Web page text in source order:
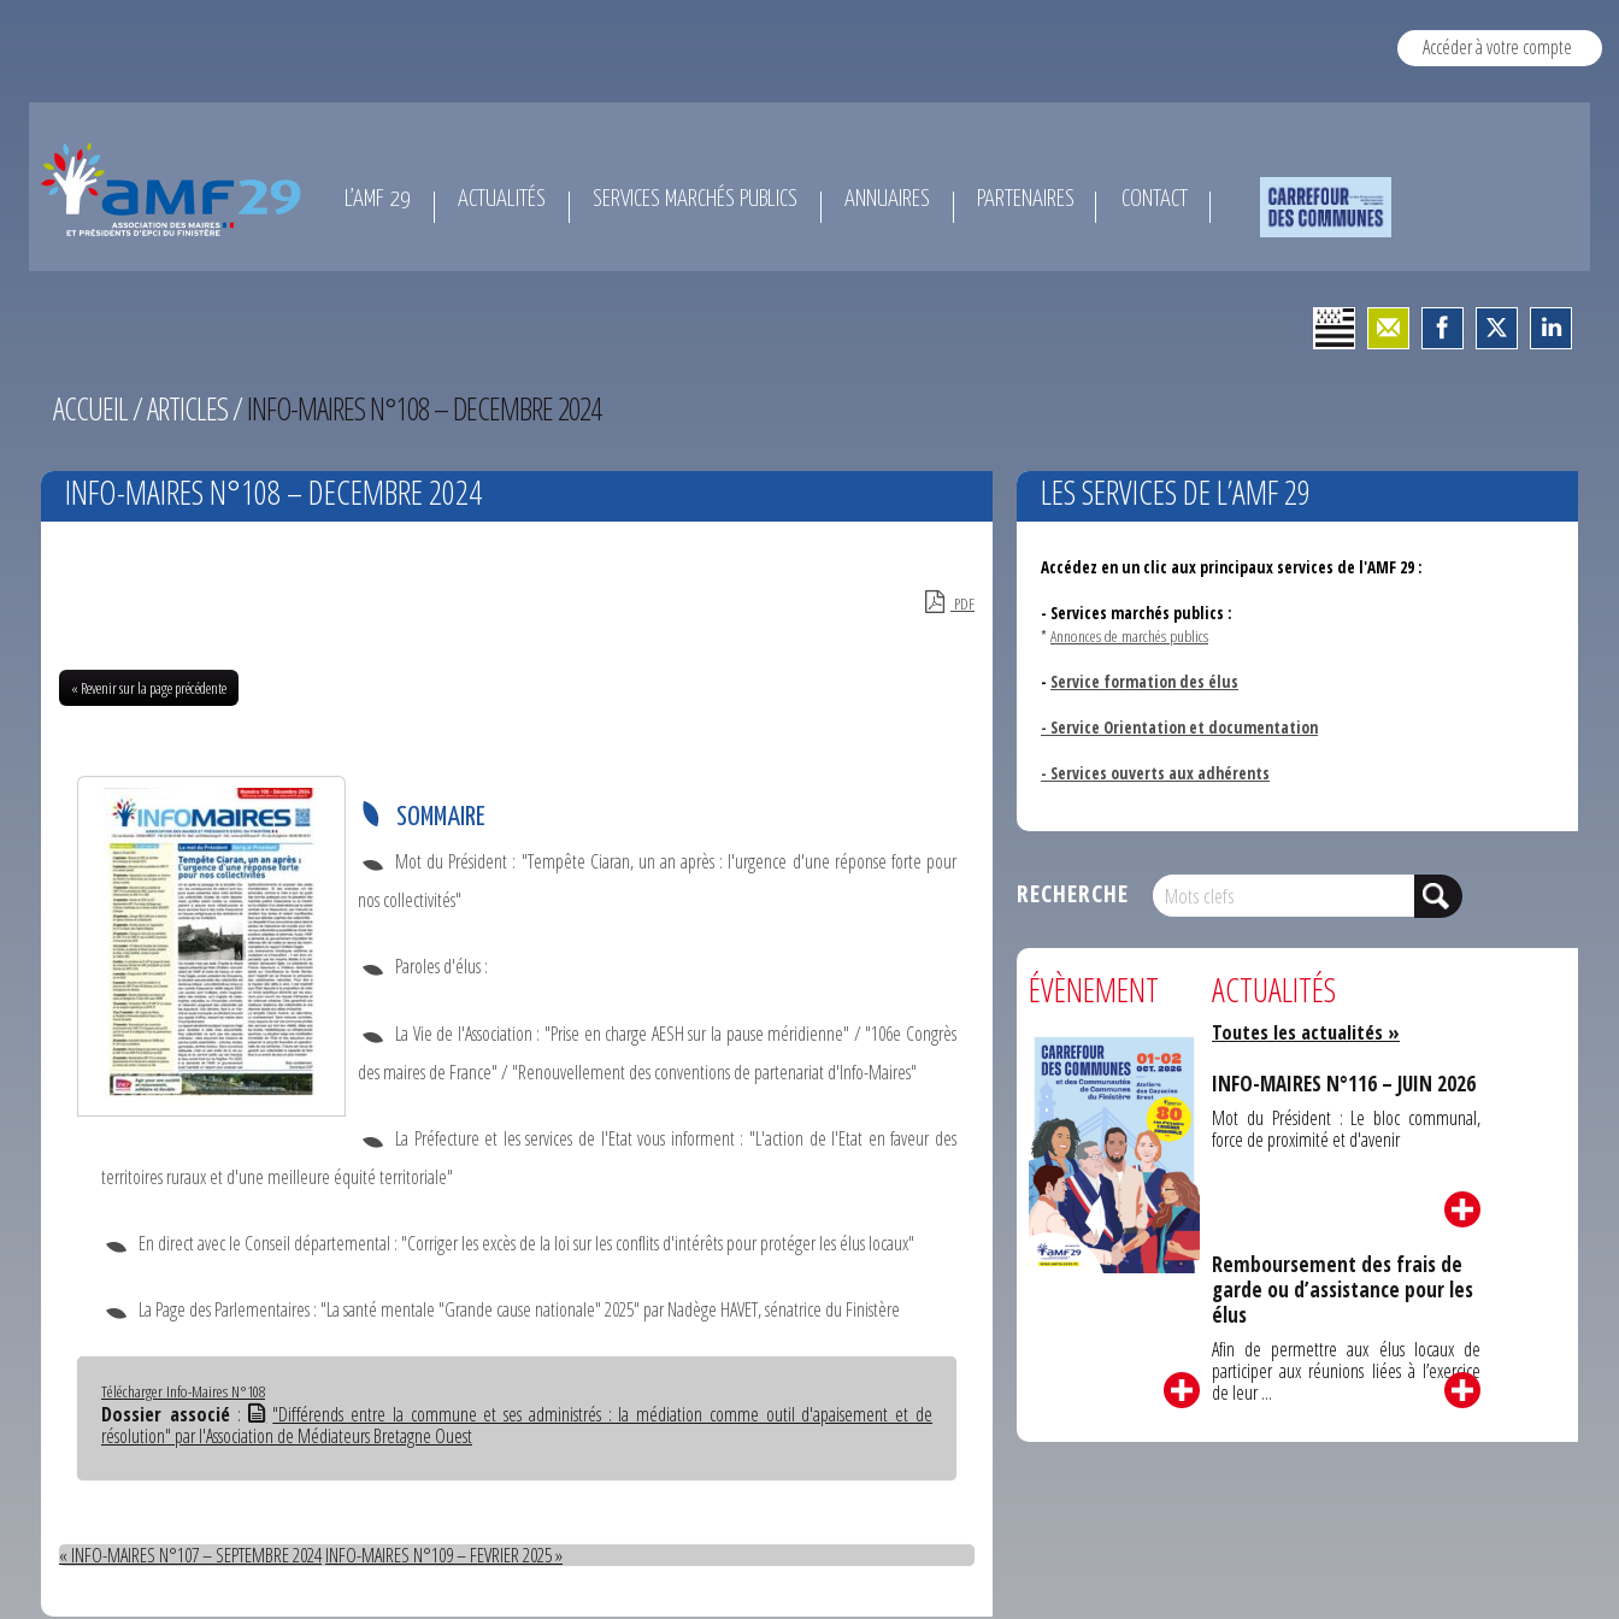
Accéder à votre compte
L’AMF 29 ACTUALITÉS SERVICES MARCHÉS PUBLICS ANNUAIRES PARTENAIRES CONTACT
ACCUEIL/ARTICLES/INFO-MAIRES N°108 – DECEMBRE 2024
INFO-MAIRES N°108 – DECEMBRE 2024
PDF
« Revenir sur la page précédente
SOMMAIRE
Mot du Président : "Tempête Ciaran, un an après : l'urgence d'une réponse forte pour
nos collectivités"
Paroles d'élus :
La Vie de l'Association : "Prise en charge AESH sur la pause méridienne" / "106e Congrès
des maires de France" / "Renouvellement des conventions de partenariat d'Info-Maires"
La Préfecture et les services de l'Etat vous informent : "L'action de l'Etat en faveur des
territoires ruraux et d'une meilleure équité territoriale"
En direct avec le Conseil départemental : "Corriger les excès de la loi sur les conflits d'intérêts pour protéger les élus locaux"
La Page des Parlementaires : "La santé mentale "Grande cause nationale" 2025" par Nadège HAVET, sénatrice du Finistère
Télécharger Info-Maires N°108
Dossier associé:
"Différends entre la commune et ses administrés : la médiation comme outil d'apaisement et de
résolution" par l'Association de Médiateurs Bretagne Ouest
« INFO-MAIRES N°107 – SEPTEMBRE 2024INFO-MAIRES N°109 – FEVRIER 2025 »
LES SERVICES DE L’AMF 29
Accédez en un clic aux principaux services de l'AMF 29 :
- Services marchés publics :
*Annonces de marchés publics
- Service formation des élus
- Service Orientation et documentation
- Services ouverts aux adhérents
RECHERCHE
ÉVÈNEMENT ACTUALITÉS
Toutes les actualités »
INFO-MAIRES N°116 – JUIN 2026
Mot du Président : Le bloc communal,
force de proximité et d'avenir
Remboursement des frais de
garde ou d’assistance pour les
élus
Afin de permettre aux élus locaux de
participer aux réunions liées à l’exercice
de leur ...